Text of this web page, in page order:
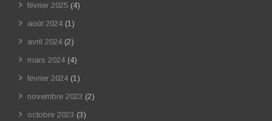
février 2025 (4)
août 2024 (1)
avril 2024 (2)
mars 2024 (4)
février 2024 (1)
novembre 2023 (2)
octobre 2023 (3)